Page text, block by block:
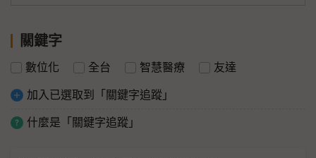
關鍵字
數位化 全台 智慧醫療 友達
加入已選取到「關鍵字追蹤」
什麼是「關鍵字追蹤」